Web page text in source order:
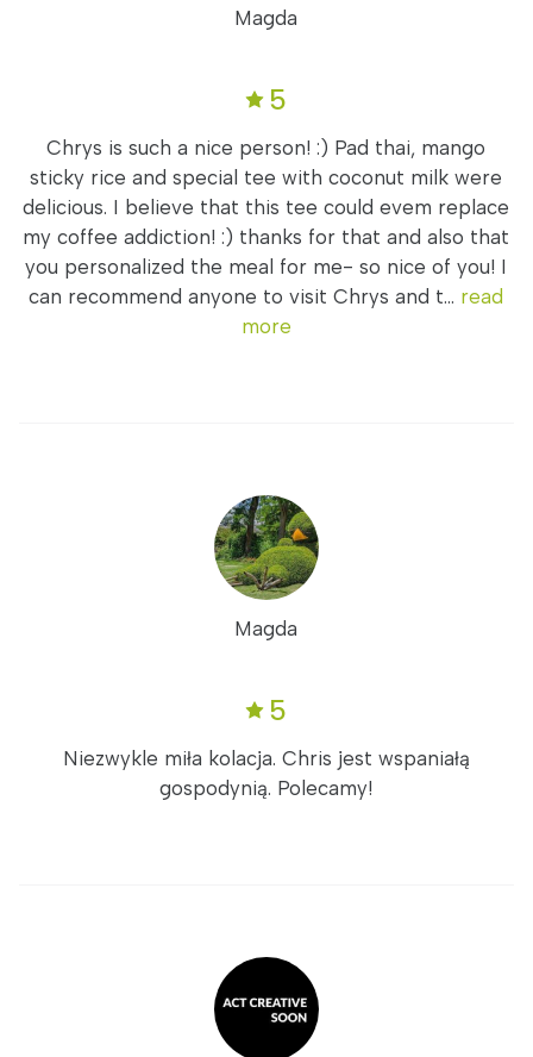
Magda
5
Chrys is such a nice person! :) Pad thai, mango
sticky rice and special tee with coconut milk were
delicious. I believe that this tee could evem replace
my coffee addiction! :) thanks for that and also that
you personalized the meal for me- so nice of you! I
can recommend anyone to visit Chrys and t... read
more
Magda
5
Niezwykle miła kolacja. Chris jest wspaniałą
gospodynią. Polecamy!